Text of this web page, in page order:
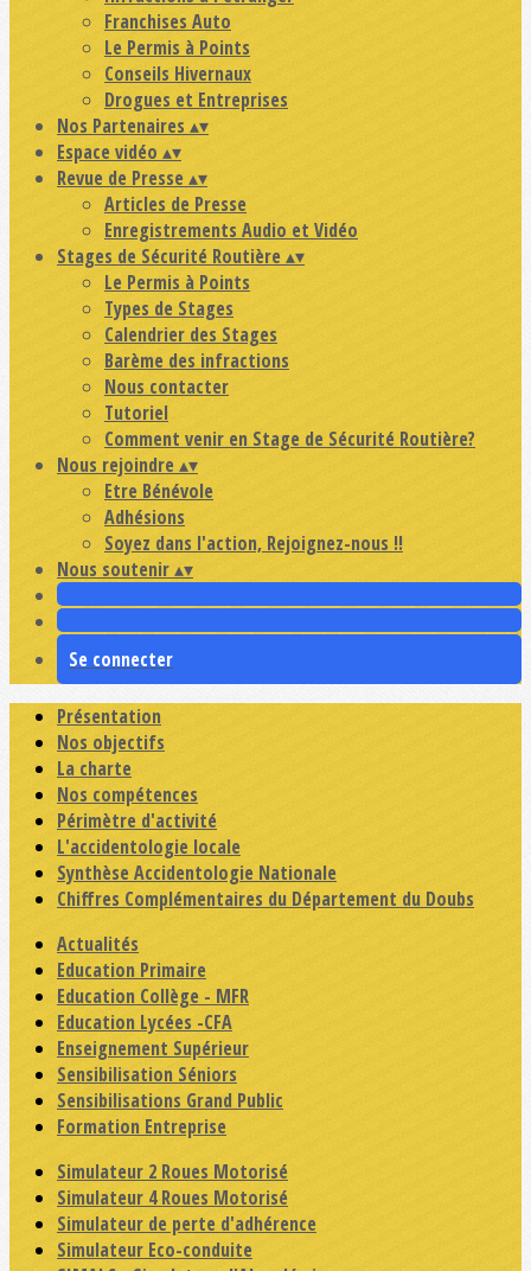
Franchises Auto
Le Permis à Points
Conseils Hivernaux
Drogues et Entreprises
Nos Partenaires ▴▾
Espace vidéo ▴▾
Revue de Presse ▴▾
Articles de Presse
Enregistrements Audio et Vidéo
Stages de Sécurité Routière ▴▾
Le Permis à Points
Types de Stages
Calendrier des Stages
Barème des infractions
Nous contacter
Tutoriel
Comment venir en Stage de Sécurité Routière?
Nous rejoindre ▴▾
Etre Bénévole
Adhésions
Soyez dans l'action, Rejoignez-nous !!
Nous soutenir▴▾
Se connecter
Présentation
Nos objectifs
La charte
Nos compétences
Périmètre d'activité
L'accidentologie locale
Synthèse Accidentologie Nationale
Chiffres Complémentaires du Département du Doubs
Actualités
Education Primaire
Education Collège - MFR
Education Lycées -CFA
Enseignement Supérieur
Sensibilisation Séniors
Sensibilisations Grand Public
Formation Entreprise
Simulateur 2 Roues Motorisé
Simulateur 4 Roues Motorisé
Simulateur de perte d'adhérence
Simulateur Eco-conduite